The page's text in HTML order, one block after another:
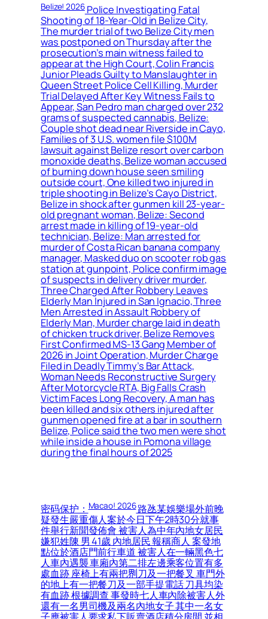
Belize! 2026Police Investigating Fatal
Shooting of 18-Year-Old in Belize City,
The murder trial of two Belize City men
was postponed on Thursday after the
prosecution’s main witness failed to
appear at the High Court, Colin Francis
Junior Pleads Guilty to Manslaughter in
Queen Street Police Cell Killing, Murder
Trial Delayed After Key Witness Fails to
Appear, San Pedro man charged over 232
grams of suspected cannabis, Belize:
Couple shot dead near Riverside in Cayo,
Families of 3 U.S. women file $100M
lawsuit against Belize resort over carbon
monoxide deaths, Belize woman accused
of burning down house seen smiling
outside court, One killed two injured in
triple shooting in Belize’s Cayo District,
Belize in shock after gunmen kill 23-year-
old pregnant woman, Belize: Second
arrest made in killing of 19-year-old
technician, Belize: Man arrested for
murder of Costa Rican banana company
manager, Masked duo on scooter rob gas
station at gunpoint, Police confirm image
of suspects in delivery driver murder,
Three Charged After Robbery Leaves
Elderly Man Injured in San Ignacio, Three
Men Arrested in Assault Robbery of
Elderly Man, Murder charge laid in death
of chicken truck driver, Belize Removes
First Confirmed MS-13 Gang Member of
2026 in Joint Operation, Murder Charge
Filed in Deadly Timmy’s Bar Attack,
Woman Needs Reconstructive Surgery
After Motorcycle RTA, Big Falls Crash
Victim Faces Long Recovery, A man has
been killed and six others injured after
gunmen opened fire at a bar in southern
Belize, Police said the two men were shot
while inside a house in Pomona village
during the final hours of 2025
密码保护：Macao! 2026路氹某娛樂場外前晚
疑發生嚴重傷人案於今日下午2時30分就事
件舉行新聞發佈會 被害人為中年內地女居民
嫌犯姓陳 男 41歲 內地居民 報稱商人 案發地
點位於酒店門前行車道 被害人在一輛黑色七
人車內遇襲 車廂內第二排左邊乘客位置有多
處血跡 座椅上有兩把𠝹刀及一把餐叉 車門外
的地上有一把餐刀及一部手提電話 刀具均染
有血跡 根據調查 事發時七人車內除被害人外
還有一名男司機及兩名內地女子 其中一名女